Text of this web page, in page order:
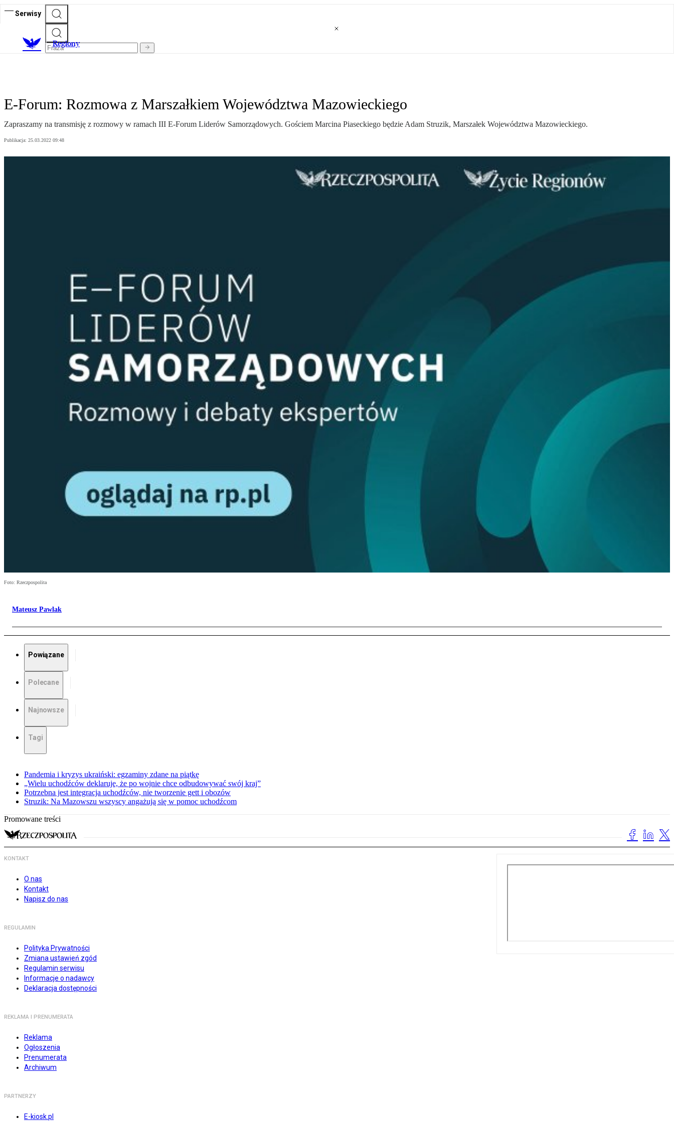
Serwisy
Regiony
E-Forum: Rozmowa z Marszałkiem Województwa Mazowieckiego
Zapraszamy na transmisję z rozmowy w ramach III E-Forum Liderów Samorządowych. Gościem Marcina Piaseckiego będzie Adam Struzik, Marszałek Województwa Mazowieckiego.
Publikacja: 25.03.2022 09:48
Foto: Rzeczpospolita
Mateusz Pawlak
Powiązane
Polecane
Najnowsze
Tagi
Pandemia i kryzys ukraiński: egzaminy zdane na piątkę
„Wielu uchodźców deklaruje, że po wojnie chce odbudowywać swój kraj”
Potrzebna jest integracja uchodźców, nie tworzenie gett i obozów
Struzik: Na Mazowszu wszyscy angażują się w pomoc uchodźcom
Promowane treści
KONTAKT
O nas
Kontakt
Napisz do nas
REGULAMIN
Polityka Prywatności
Zmiana ustawień zgód
Regulamin serwisu
Informacje o nadawcy
Deklaracja dostępności
REKLAMA I PRENUMERATA
Reklama
Ogłoszenia
Prenumerata
Archiwum
PARTNERZY
E-kiosk.pl